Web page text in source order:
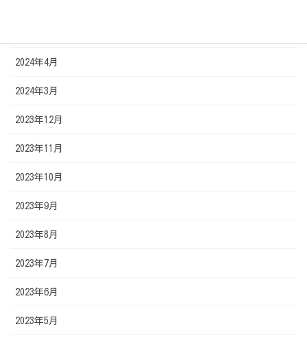
2024年4月
2024年3月
2023年12月
2023年11月
2023年10月
2023年9月
2023年8月
2023年7月
2023年6月
2023年5月